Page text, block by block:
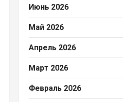
Июнь 2026
Май 2026
Апрель 2026
Март 2026
Февраль 2026